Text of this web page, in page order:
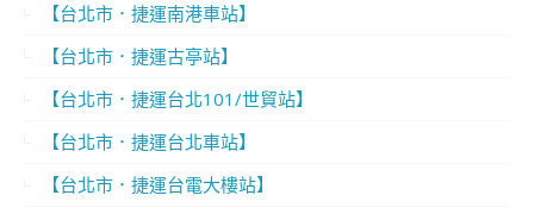
【台北市．捷運南港車站】
【台北市．捷運古亭站】
【台北市．捷運台北101/世貿站】
【台北市．捷運台北車站】
【台北市．捷運台電大樓站】